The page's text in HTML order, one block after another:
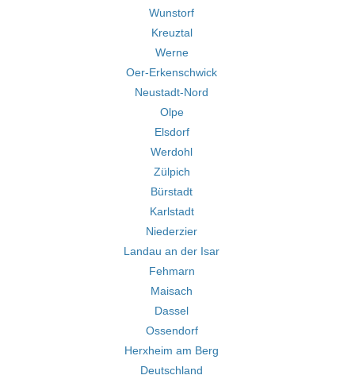
Wunstorf
Kreuztal
Werne
Oer-Erkenschwick
Neustadt-Nord
Olpe
Elsdorf
Werdohl
Zülpich
Bürstadt
Karlstadt
Niederzier
Landau an der Isar
Fehmarn
Maisach
Dassel
Ossendorf
Herxheim am Berg
Deutschland